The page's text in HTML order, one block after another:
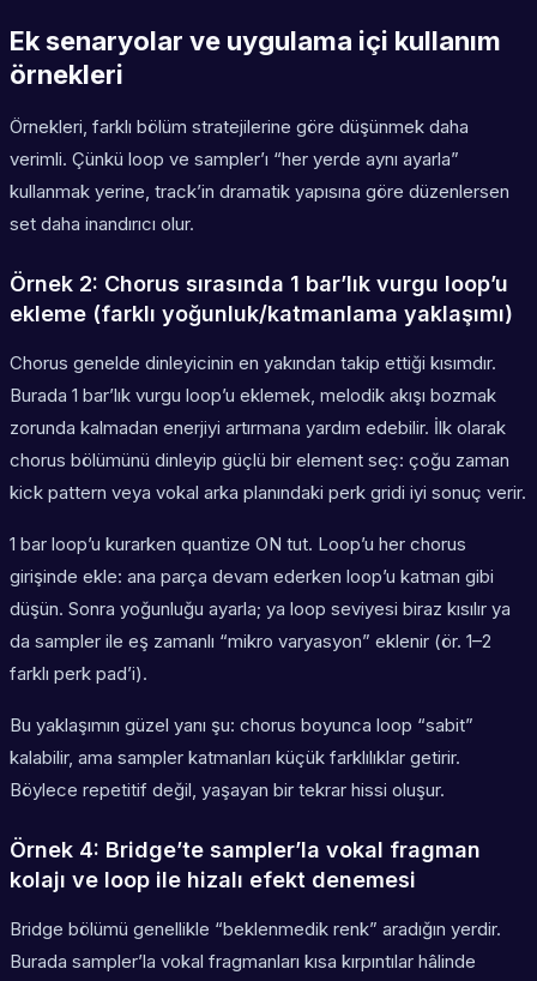
Ek senaryolar ve uygulama içi kullanım
örnekleri
Örnekleri, farklı bölüm stratejilerine göre düşünmek daha
verimli. Çünkü loop ve sampler’ı “her yerde aynı ayarla”
kullanmak yerine, track’in dramatik yapısına göre düzenlersen
set daha inandırıcı olur.
Örnek 2: Chorus sırasında 1 bar’lık vurgu loop’u
ekleme (farklı yoğunluk/katmanlama yaklaşımı)
Chorus genelde dinleyicinin en yakından takip ettiği kısımdır.
Burada 1 bar’lık vurgu loop’u eklemek, melodik akışı bozmak
zorunda kalmadan enerjiyi artırmana yardım edebilir. İlk olarak
chorus bölümünü dinleyip güçlü bir element seç: çoğu zaman
kick pattern veya vokal arka planındaki perk gridi iyi sonuç verir.
1 bar loop’u kurarken quantize ON tut. Loop’u her chorus
girişinde ekle: ana parça devam ederken loop’u katman gibi
düşün. Sonra yoğunluğu ayarla; ya loop seviyesi biraz kısılır ya
da sampler ile eş zamanlı “mikro varyasyon” eklenir (ör. 1–2
farklı perk pad’i).
Bu yaklaşımın güzel yanı şu: chorus boyunca loop “sabit”
kalabilir, ama sampler katmanları küçük farklılıklar getirir.
Böylece repetitif değil, yaşayan bir tekrar hissi oluşur.
Örnek 4: Bridge’te sampler’la vokal fragman
kolajı ve loop ile hizalı efekt denemesi
Bridge bölümü genellikle “beklenmedik renk” aradığın yerdir.
Burada sampler’la vokal fragmanları kısa kırpıntılar hâlinde